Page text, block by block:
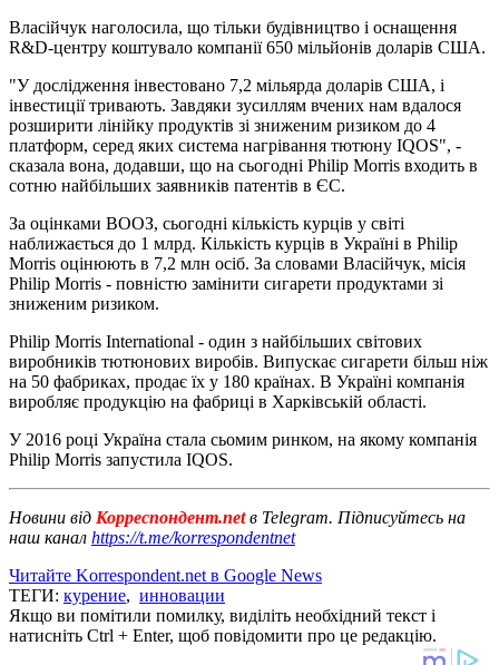
Власійчук наголосила, що тільки будівництво і оснащення
R&D-центру коштувало компанії 650 мільйонів доларів США.
"У дослідження інвестовано 7,2 мільярда доларів США, і
інвестиції тривають. Завдяки зусиллям вчених нам вдалося
розширити лінійку продуктів зі зниженим ризиком до 4
платформ, серед яких система нагрівання тютюну IQOS", -
сказала вона, додавши, що на сьогодні Philip Morris входить в
сотню найбільших заявників патентів в ЄС.
За оцінками ВООЗ, сьогодні кількість курців у світі
наближається до 1 млрд. Кількість курців в Україні в Philip
Morris оцінюють в 7,2 млн осіб. За словами Власійчук, місія
Philip Morris - повністю замінити сигарети продуктами зі
зниженим ризиком.
Philip Morris International - один з найбільших світових
виробників тютюнових виробів. Випускає сигарети більш ніж
на 50 фабриках, продає їх у 180 країнах. В Україні компанія
виробляє продукцію на фабриці в Харківській області.
У 2016 році Україна стала сьомим ринком, на якому компанія
Philip Morris запустила IQOS.
Новини від Корреспондент.netв Telegram. Підписуйтесь на
наш канал https://t.me/korrespondentnet
Читайте Korrespondent.net в Google News
ТЕГИ: курение, инновации
Якщо ви помітили помилку, виділіть необхідний текст і
натисніть Ctrl + Enter, щоб повідомити про це редакцію.